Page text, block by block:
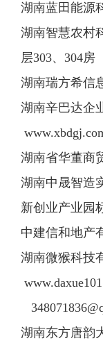
湖南蓝田能
湖南智慧农村
层303、304
湖南瑞方希
湖南辛巴达企
湖南省华董
湖南中晟智造
新创业产业
中建信和地
湖南微猴科技
湖南东方唐韵